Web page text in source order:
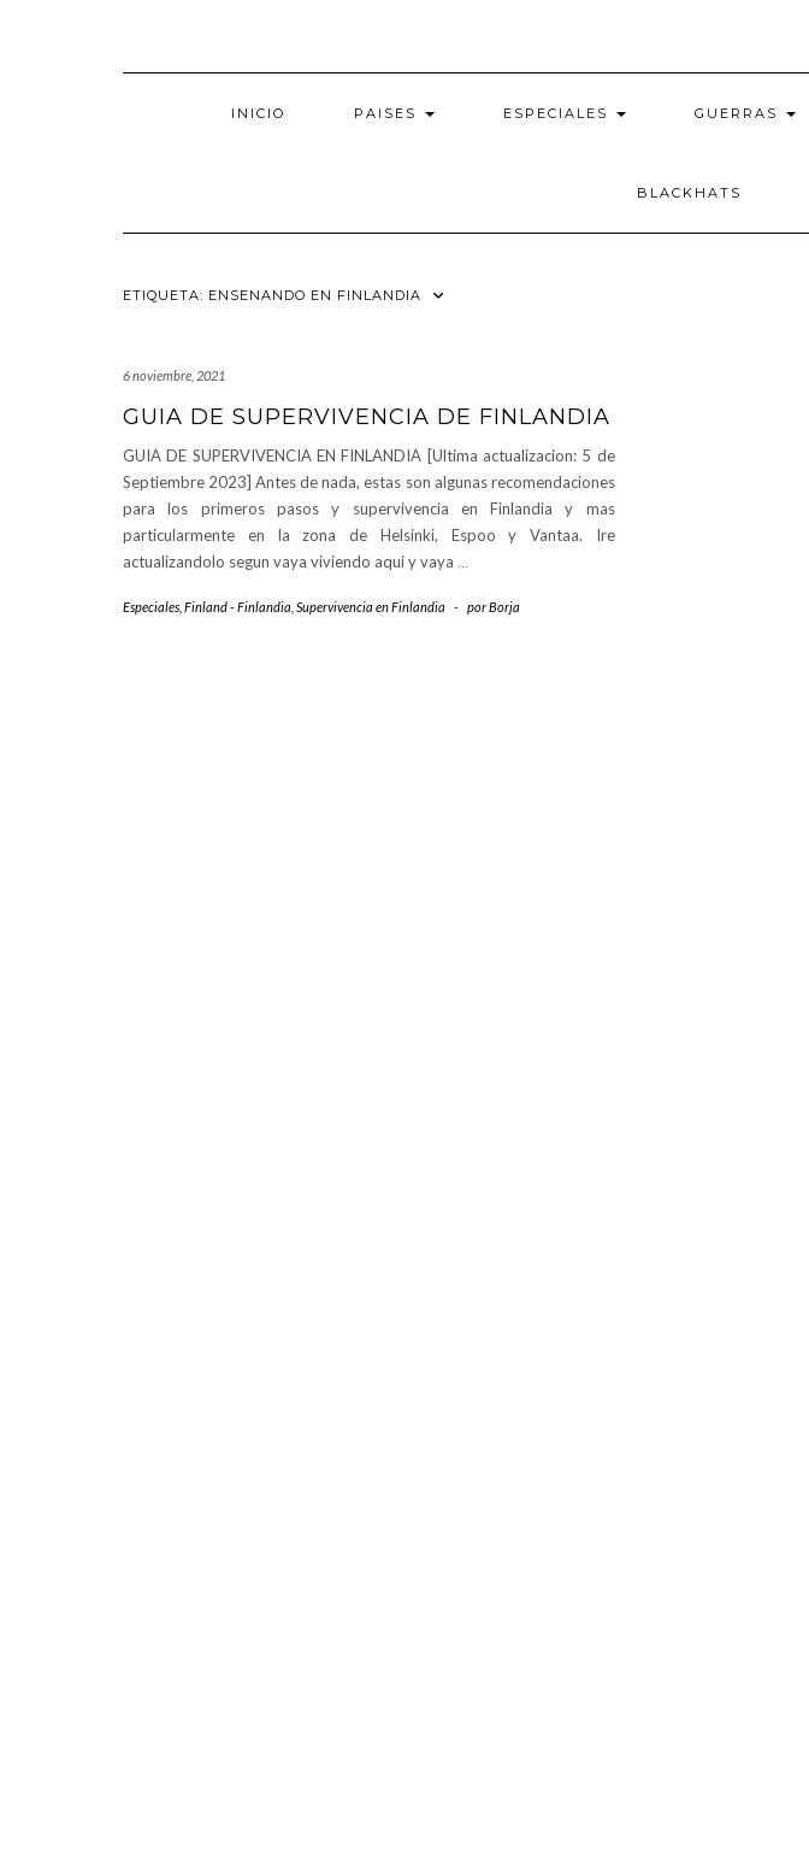
INICIO PAISES ESPECIALES GUERRAS
BLACKHATS
ETIQUETA: ENSENANDO EN FINLANDIA
6 noviembre, 2021
GUIA DE SUPERVIVENCIA DE FINLANDIA
GUIA DE SUPERVIVENCIA EN FINLANDIA [Ultima actualizacion: 5 de
Septiembre 2023] Antes de nada, estas son algunas recomendaciones
para los primeros pasos y supervivencia en Finlandia y mas
particularmente en la zona de Helsinki, Espoo y Vantaa. Ire
actualizandolo segun vaya viviendo aqui y vaya …
Especiales Finland - Finlandia Supervivencia en Finlandia - porBorja